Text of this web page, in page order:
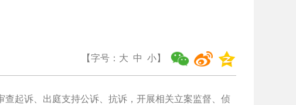
【字号： 大 中 小】
起诉、出庭支持公诉、抗诉，开展相关立案监督、侦